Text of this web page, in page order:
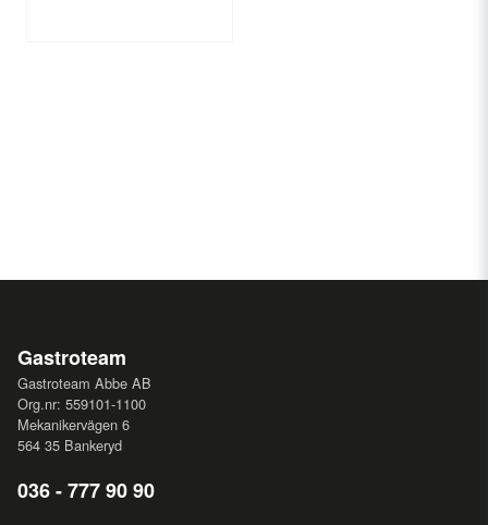
Gastroteam
Gastroteam Abbe AB
Org.nr: 559101-1100
Mekanikervägen 6
564 35 Bankeryd
036 - 777 90 90